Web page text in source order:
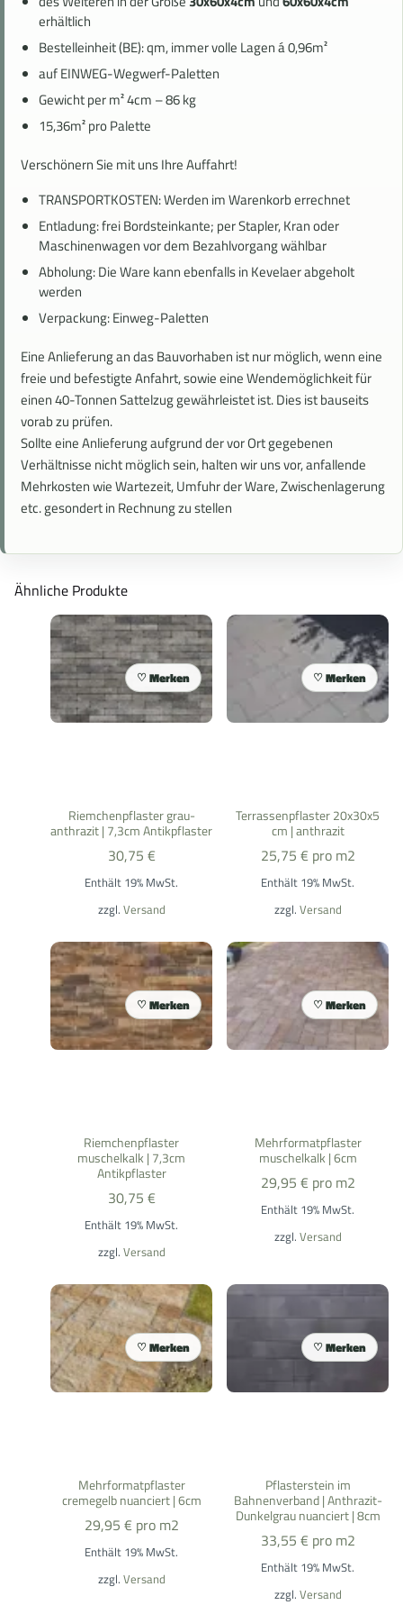
erhältlich
Bestelleinheit (BE): qm, immer volle Lagen á 0,96m²
auf EINWEG-Wegwerf-Paletten
Gewicht per m² 4cm – 86 kg
15,36m² pro Palette
Verschönern Sie mit uns Ihre Auffahrt!
TRANSPORTKOSTEN: Werden im Warenkorb errechnet
Entladung: frei Bordsteinkante; per Stapler, Kran oder
Maschinenwagen vor dem Bezahlvorgang wählbar
Abholung: Die Ware kann ebenfalls in Kevelaer abgeholt
werden
Verpackung: Einweg-Paletten
Eine Anlieferung an das Bauvorhaben ist nur möglich, wenn eine
freie und befestigteAnfahrt, sowie eine Wendemöglichkeit für
einen 40-Tonnen Sattelzug gewährleistetist. Dies ist bauseits
vorab zu prüfen.
Sollte eine Anlieferung aufgrund der vor Ort gegebenen
Verhältnisse nicht möglichsein, halten wir uns vor, anfallende
Mehrkosten wie Wartezeit, Umfuhr der Ware,Zwischenlagerung
etc. gesondert in Rechnung zu stellen
Ähnliche Produkte
Riemchenpflaster grau-
anthrazit | 7,3cm Antikpflaster
30,75 €
Enthält 19% MwSt.
zzgl. Versand
Merken
Terrassenpflaster 20x30x5
cm | anthrazit
25,75 € pro m2
Enthält 19% MwSt.
zzgl. Versand
Merken
Riemchenpflaster
muschelkalk | 7,3cm
Antikpflaster
30,75 €
Enthält 19% MwSt.
zzgl. Versand
Merken
Mehrformatpflaster
muschelkalk | 6cm
29,95 € pro m2
Enthält 19% MwSt.
zzgl. Versand
Merken
Mehrformatpflaster
cremegelb nuanciert | 6cm
29,95 € pro m2
Enthält 19% MwSt.
zzgl. Versand
Merken
Pflasterstein im
Bahnenverband | Anthrazit-
Dunkelgrau nuanciert | 8cm
33,55 € pro m2
Enthält 19% MwSt.
zzgl. Versand
Merken